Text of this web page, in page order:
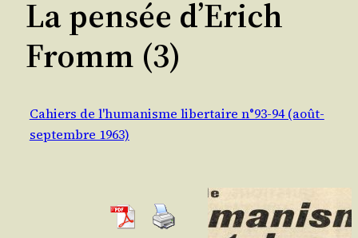
La pensée d’Erich
Fromm (3)
Cahiers de l'humanisme libertaire n°93-94 (août-
septembre 1963)